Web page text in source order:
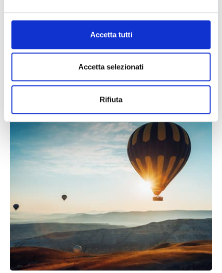
Accetta tutti
Accetta selezionati
Rifiuta
INFO UTILI
Viaggi di Gruppo